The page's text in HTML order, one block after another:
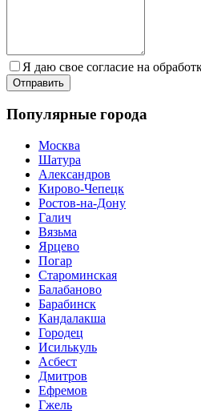
Я даю свое согласие на
Популярные города
Москва
Шатура
Александров
Кирово-Чепецк
Ростов-на-Дону
Галич
Вязьма
Ярцево
Погар
Староминская
Балабаново
Барабинск
Кандалакша
Городец
Исилькуль
Асбест
Дмитров
Ефремов
Гжель